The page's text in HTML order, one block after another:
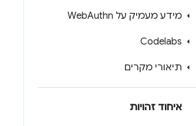
מידע מעמיק על Web Authn
Codelabs
תיאורי מקרים
איחוד זהויות